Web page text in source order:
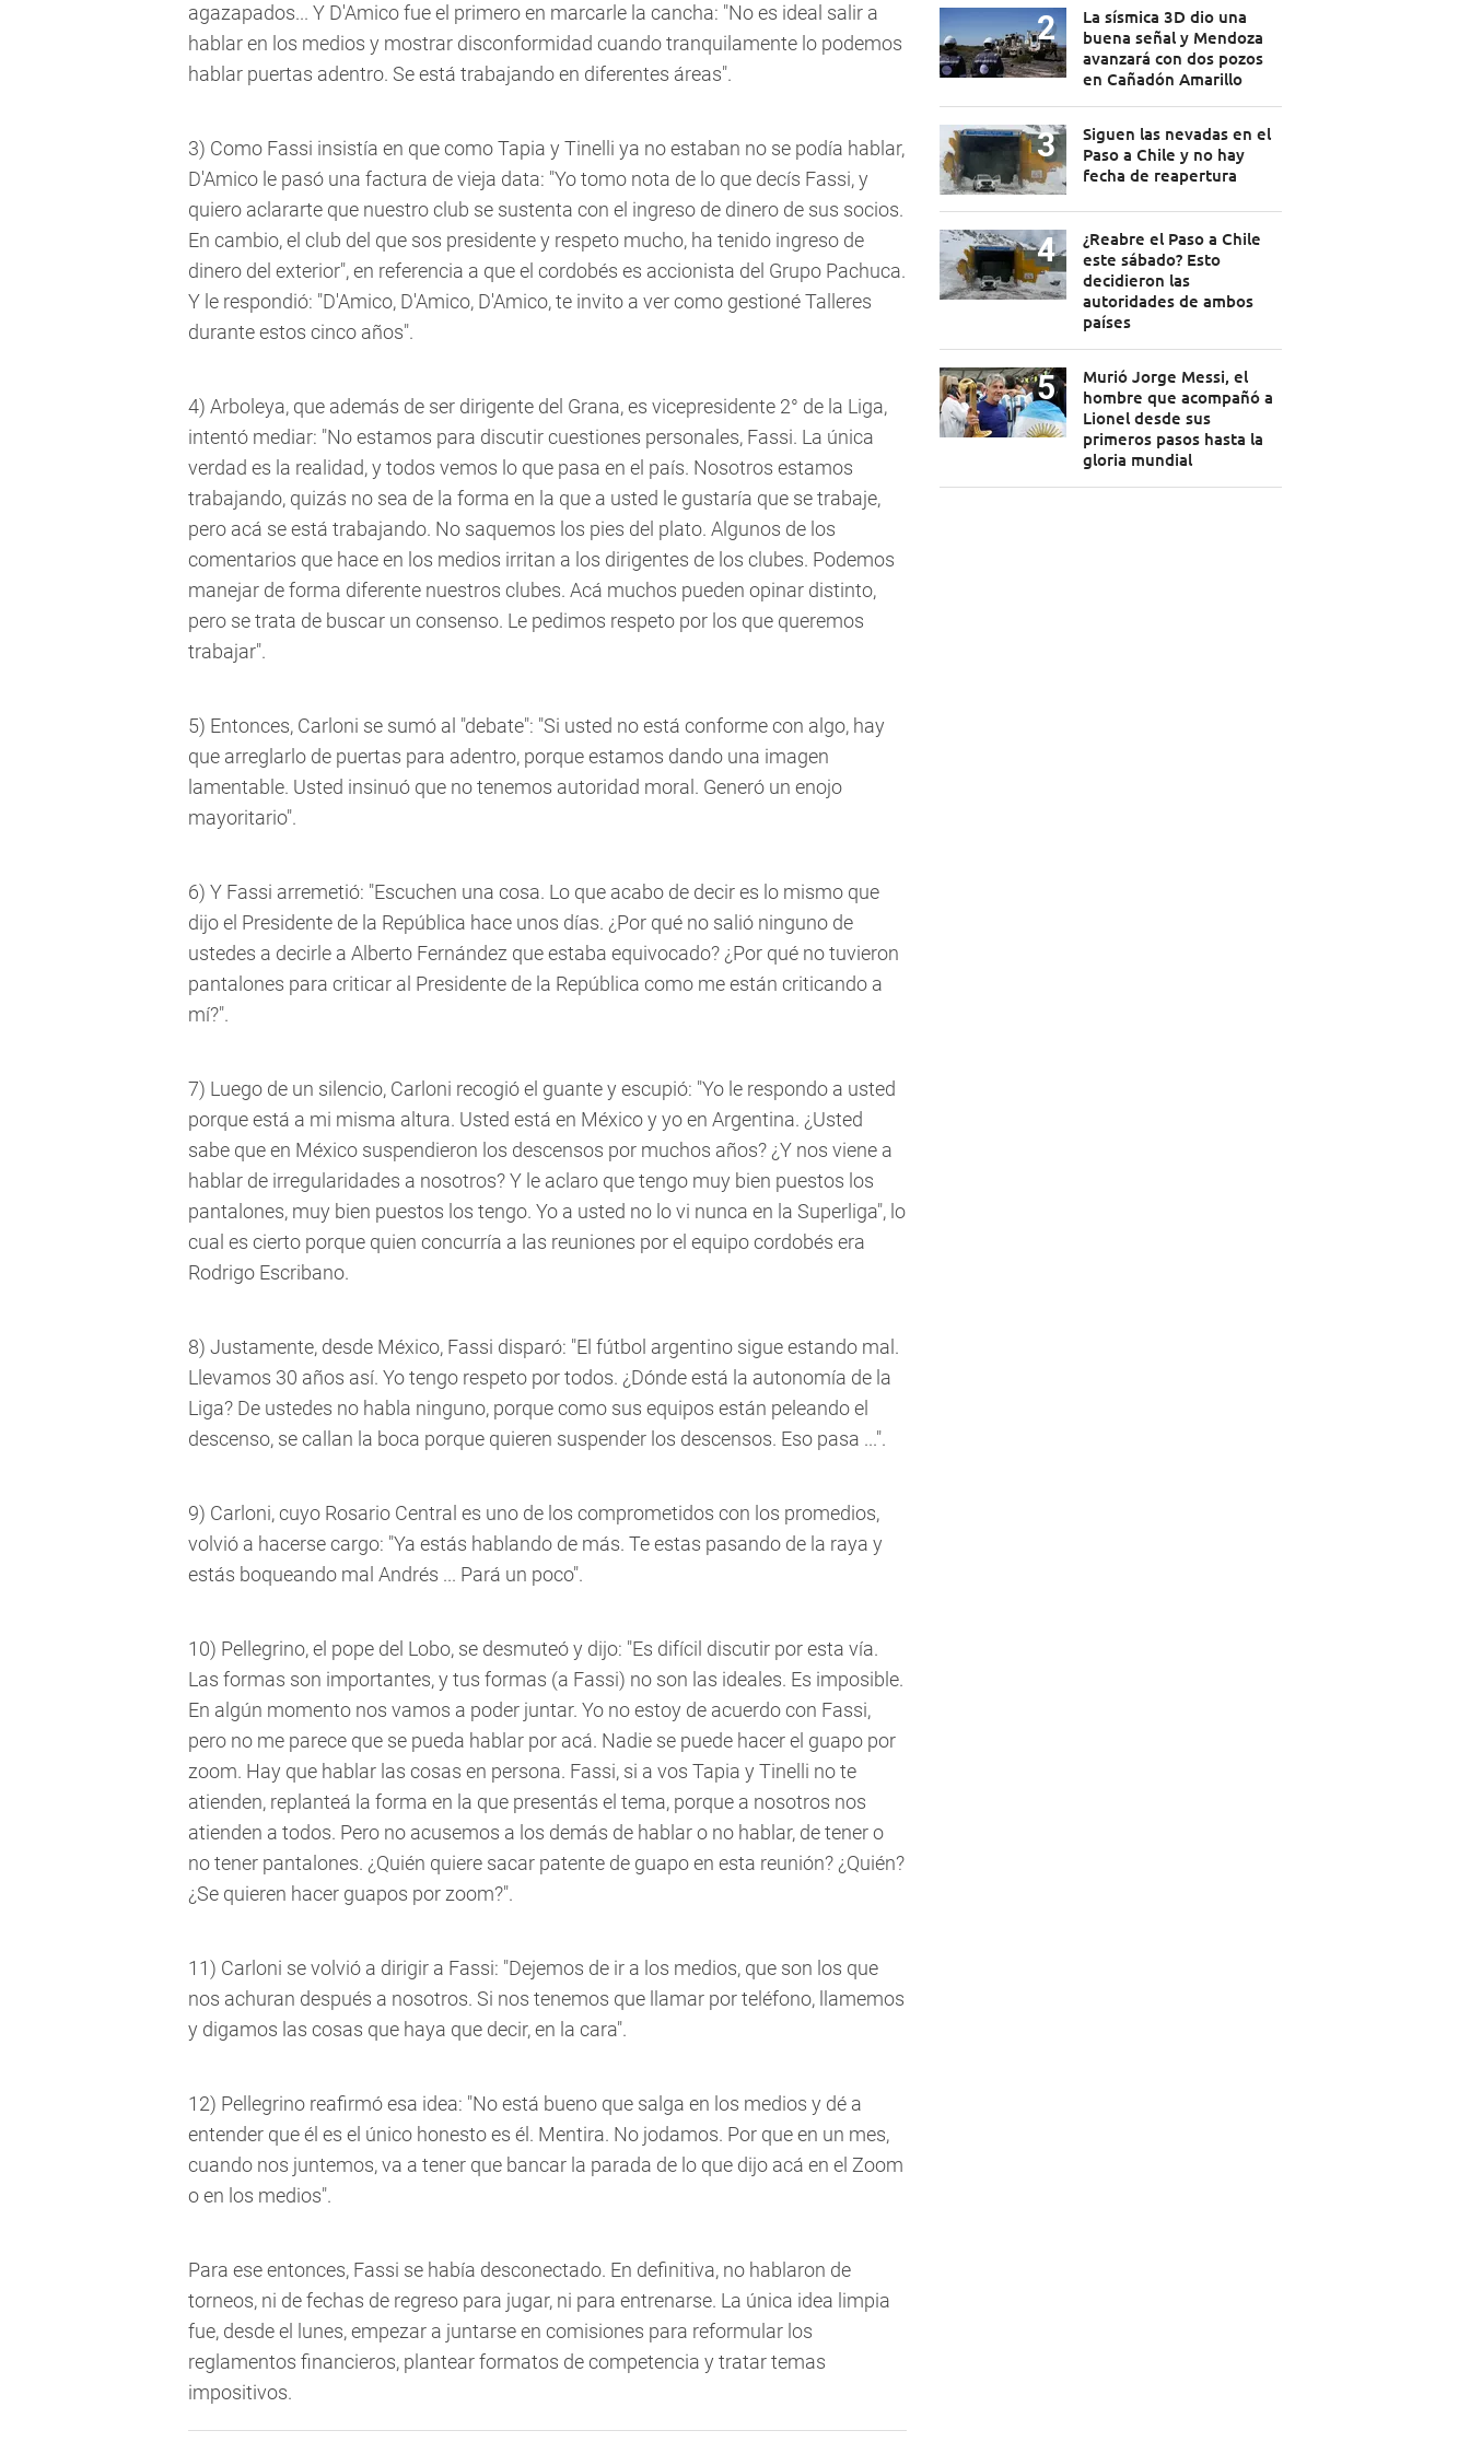
agazapados... Y D'Amico fue el primero en marcarle la cancha: "No es ideal salir a
hablar en los medios y mostrar disconformidad cuando tranquilamente lo podemos
hablar puertas adentro. Se está trabajando en diferentes áreas".
3) Como Fassi insistía en que como Tapia y Tinelli ya no estaban no se podía hablar,
D'Amico le pasó una factura de vieja data: "Yo tomo nota de lo que decís Fassi, y
quiero aclararte que nuestro club se sustenta con el ingreso de dinero de sus socios.
En cambio, el club del que sos presidente y respeto mucho, ha tenido ingreso de
dinero del exterior", en referencia a que el cordobés es accionista del Grupo Pachuca.
Y le respondió: "D'Amico, D'Amico, D'Amico, te invito a ver como gestioné Talleres
durante estos cinco años".
4) Arboleya, que además de ser dirigente del Grana, es vicepresidente 2° de la Liga,
intentó mediar: "No estamos para discutir cuestiones personales, Fassi. La única
verdad es la realidad, y todos vemos lo que pasa en el país. Nosotros estamos
trabajando, quizás no sea de la forma en la que a usted le gustaría que se trabaje,
pero acá se está trabajando. No saquemos los pies del plato. Algunos de los
comentarios que hace en los medios irritan a los dirigentes de los clubes. Podemos
manejar de forma diferente nuestros clubes. Acá muchos pueden opinar distinto,
pero se trata de buscar un consenso. Le pedimos respeto por los que queremos
trabajar".
5) Entonces, Carloni se sumó al "debate": "Si usted no está conforme con algo, hay
que arreglarlo de puertas para adentro, porque estamos dando una imagen
lamentable. Usted insinuó que no tenemos autoridad moral. Generó un enojo
mayoritario".
6) Y Fassi arremetió: "Escuchen una cosa. Lo que acabo de decir es lo mismo que
dijo el Presidente de la República hace unos días. ¿Por qué no salió ninguno de
ustedes a decirle a Alberto Fernández que estaba equivocado? ¿Por qué no tuvieron
pantalones para criticar al Presidente de la República como me están criticando a
mí?".
7) Luego de un silencio, Carloni recogió el guante y escupió: "Yo le respondo a usted
porque está a mi misma altura. Usted está en México y yo en Argentina. ¿Usted
sabe que en México suspendieron los descensos por muchos años? ¿Y nos viene a
hablar de irregularidades a nosotros? Y le aclaro que tengo muy bien puestos los
pantalones, muy bien puestos los tengo. Yo a usted no lo vi nunca en la Superliga", lo
cual es cierto porque quien concurría a las reuniones por el equipo cordobés era
Rodrigo Escribano.
8) Justamente, desde México, Fassi disparó: "El fútbol argentino sigue estando mal.
Llevamos 30 años así. Yo tengo respeto por todos. ¿Dónde está la autonomía de la
Liga? De ustedes no habla ninguno, porque como sus equipos están peleando el
descenso, se callan la boca porque quieren suspender los descensos. Eso pasa ...".
9) Carloni, cuyo Rosario Central es uno de los comprometidos con los promedios,
volvió a hacerse cargo: "Ya estás hablando de más. Te estas pasando de la raya y
estás boqueando mal Andrés ... Pará un poco".
10) Pellegrino, el pope del Lobo, se desmuteó y dijo: "Es difícil discutir por esta vía.
Las formas son importantes, y tus formas (a Fassi) no son las ideales. Es imposible.
En algún momento nos vamos a poder juntar. Yo no estoy de acuerdo con Fassi,
pero no me parece que se pueda hablar por acá. Nadie se puede hacer el guapo por
zoom. Hay que hablar las cosas en persona. Fassi, si a vos Tapia y Tinelli no te
atienden, replanteá la forma en la que presentás el tema, porque a nosotros nos
atienden a todos. Pero no acusemos a los demás de hablar o no hablar, de tener o
no tener pantalones. ¿Quién quiere sacar patente de guapo en esta reunión? ¿Quién?
¿Se quieren hacer guapos por zoom?".
11) Carloni se volvió a dirigir a Fassi: "Dejemos de ir a los medios, que son los que
nos achuran después a nosotros. Si nos tenemos que llamar por teléfono, llamemos
y digamos las cosas que haya que decir, en la cara".
12) Pellegrino reafirmó esa idea: "No está bueno que salga en los medios y dé a
entender que él es el único honesto es él. Mentira. No jodamos. Por que en un mes,
cuando nos juntemos, va a tener que bancar la parada de lo que dijo acá en el Zoom
o en los medios".
Para ese entonces, Fassi se había desconectado. En definitiva, no hablaron de
torneos, ni de fechas de regreso para jugar, ni para entrenarse. La única idea limpia
fue, desde el lunes, empezar a juntarse en comisiones para reformular los
reglamentos financieros, plantear formatos de competencia y tratar temas
impositivos.
La sísmica 3D dio una
buena señal y Mendoza
avanzará con dos pozos
en Cañadón Amarillo
Siguen las nevadas en el
Paso a Chile y no hay
fecha de reapertura
¿Reabre el Paso a Chile
este sábado? Esto
decidieron las
autoridades de ambos
países
Murió Jorge Messi, el
hombre que acompañó a
Lionel desde sus
primeros pasos hasta la
gloria mundial